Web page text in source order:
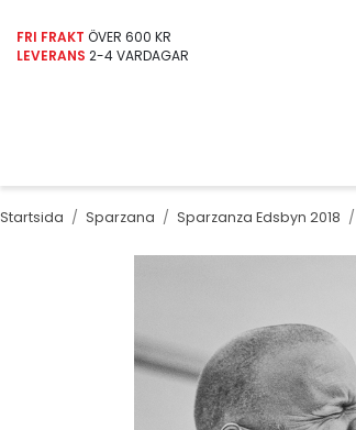
FRI FRAKT ÖVER 600 KR
LEVERANS 2-4 VARDAGAR
Startsida / Sparzana / Sparzanza Edsbyn 2018 /